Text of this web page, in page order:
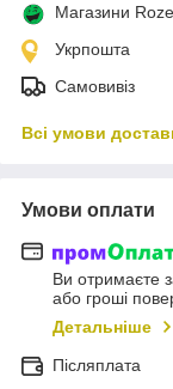
Магазини
Укрпошта
Самовивіз
Всі умови
Умови оплати
Ви отримаєте
або гроші
Детальніше
Післяплата